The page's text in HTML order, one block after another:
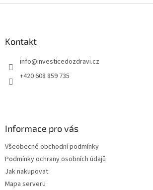
Kontakt
info@investicedozdravi.cz
+420 608 859 735
Informace pro vás
Všeobecné obchodní podmínky
Podmínky ochrany osobních údajů
Jak nakupovat
Mapa serveru